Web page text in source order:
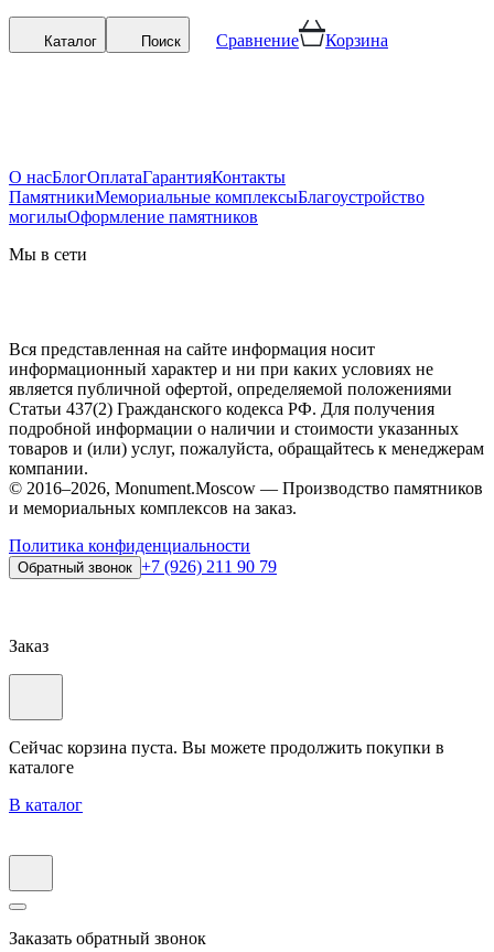
Каталог Поиск Сравнение Корзина
О насБлогОплатаГарантияКонтакты
ПамятникиМемориальные комплексыБлагоустройство
могилыОформление памятников
Мы в сети
Вся представленная на сайте информация носит
информационный характер и ни при каких условиях не
является публичной офертой, определяемой положениями
Статьи 437(2) Гражданского кодекса РФ. Для получения
подробной информации о наличии и стоимости указанных
товаров и (или) услуг, пожалуйста, обращайтесь к менеджерам
компании.
© 2016–2026, Monument.Moscow — Производство памятников
и мемориальных комплексов на заказ.
Политика конфиденциальности
Обратный звонок +7 (926) 211 90 79
Заказ
Сейчас корзина пуста. Вы можете продолжить покупки в
каталоге
В каталог
Заказать обратный звонок